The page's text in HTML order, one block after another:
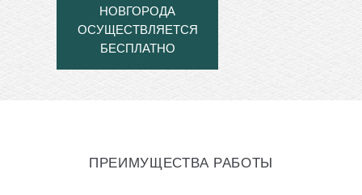
НОВГОРОДА
ОСУЩЕСТВЛЯЕТСЯ
БЕСПЛАТНО
ПРЕИМУЩЕСТВА РАБОТЫ